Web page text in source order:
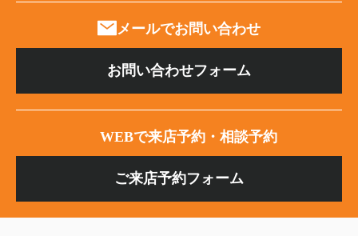
メールでお問い合わせ
お問い合わせフォーム
WEBで来店予約・相談予約
ご来店予約フォーム